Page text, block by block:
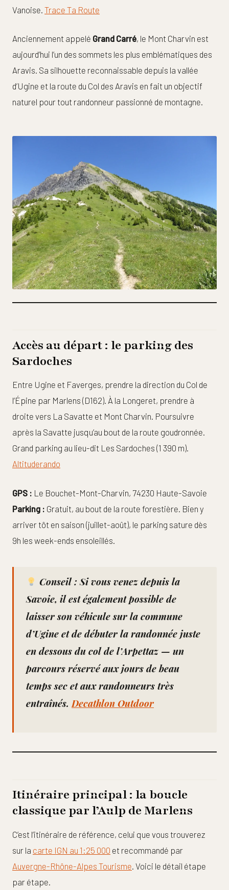
Vanoise. Trace Ta Route
Anciennement appelé Grand Carré, le Mont Charvin est
aujourd’hui l’un des sommets les plus emblématiques des
Aravis. Sa silhouette reconnaissable depuis la vallée
d’Ugine et la route du Col des Aravis en fait un objectif
naturel pour tout randonneur passionné de montagne.
Accès au départ : le parking des
Sardoches
Entre Ugine et Faverges, prendre la direction du Col de
l’Épine par Marlens (D162). À la Longeret, prendre à
droite vers La Savatte et Mont Charvin. Poursuivre
après la Savatte jusqu’au bout de la route goudronnée.
Grand parking au lieu-dit Les Sardoches (1 390 m).
Altituderando
GPS : Le Bouchet-Mont-Charvin, 74230 Haute-Savoie
Parking : Gratuit, au bout de la route forestière. Bien y
arriver tôt en saison (juillet-août), le parking sature dès
9h les week-ends ensoleillés.
Conseil : Si vous venez depuis la
Savoie, il est également possible de
laisser son véhicule sur la commune
d’Ugine et de débuter la randonnée juste
en dessous du col de l’Arpettaz — un
parcours réservé aux jours de beau
temps sec et aux randonneurs très
entraînés.Decathlon Outdoor
Itinéraire principal : la boucle
classique par l’Aulp de Marlens
C’est l’itinéraire de référence, celui que vous trouverez
sur la carte IGN au 1:25 000 et recommandé par
Auvergne-Rhône-Alpes Tourisme . Voici le détail étape
par étape.